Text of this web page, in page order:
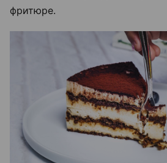
фритюре.